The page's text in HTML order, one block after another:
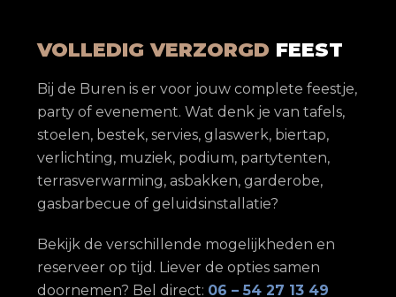
VOLLEDIG VERZORGD FEEST
Bij de Buren is er voor jouw complete feestje,
party of evenement. Wat denk je van tafels,
stoelen, bestek, servies, glaswerk, biertap,
verlichting, muziek, podium, partytenten,
terrasverwarming, asbakken, garderobe,
gasbarbecue of geluidsinstallatie?
Bekijk de verschillende mogelijkheden en
reserveer op tijd. Liever de opties samen
doornemen? Bel direct: 06 – 54 27 13 49